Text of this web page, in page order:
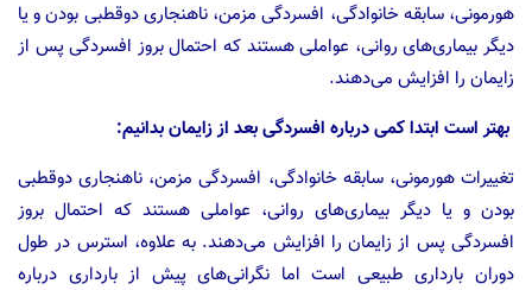
هورمونی، سابقه خانوادگی، افسردگی مزمن، ناهنجاری دوقطبی بودن و یا
دیگر بیماری‌های روانی، عواملی هستند که احتمال بروز افسردگی پس از
زایمان را افزایش می‌دهند.
بهتر است ابتدا کمی درباره افسردگی بعد از زایمان بدانیم:
تغییرات هورمونی، سابقه خانوادگی، افسردگی مزمن، ناهنجاری دوقطبی
بودن و یا دیگر بیماری‌های روانی، عواملی هستند که احتمال بروز
افسردگی پس از زایمان را افزایش می‌دهند. به علاوه، استرس در طول
دوران بارداری طبیعی است اما نگرانی‌های پیش از بارداری درباره